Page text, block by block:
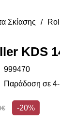
Σκίασης
KDS
999470
Παράδοση σε 4-
-20%